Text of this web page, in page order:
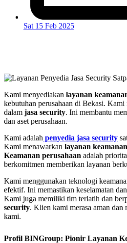
Sat 15 Feb 2025
Kami menyediakan layanan
kebutuhan perusahaan di Bekasi.
dalam jasa security. Ini membantu
dan aset perusahaan.
Kami adalah penyedia jasa security
Kami menawarkan layanan
Keamanan perusahaan adalah
berkomitmen memberikan layanan
Kami menggunakan teknologi
efektif. Ini memastikan keselamatan
Kami juga memiliki tim terlatih dan
security. Klien kami merasa aman dan
kami.
Profil BINGroup: Pionir Layanan